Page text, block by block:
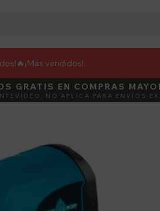
¡Más vendidos!
GRATIS EN COMPRAS
NO APLICA PARA ENVÍOS